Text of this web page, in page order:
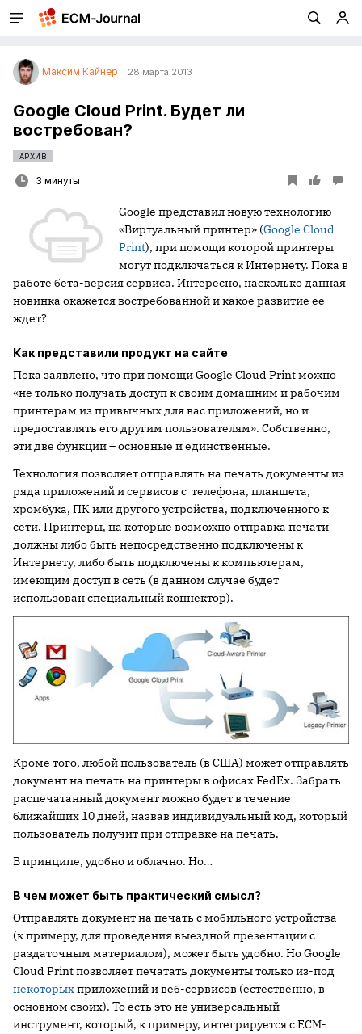
Максим Кайнер 28 марта 2013
Google Cloud Print. Будет ли
востребован?
АРХИВ
3 минуты
Google представил новую технологию
«Виртуальный принтер» (Google Cloud
Print), при помощи которой принтеры
могут подключаться к Интернету. Пока в
работе бета-версия сервиса. Интересно, насколько данная
новинка окажется востребованной и какое развитие ее
ждет?
Как представили продукт на сайте
Пока заявлено, что при помощи Google Cloud Print можно
«не только получать доступ к своим домашним и рабочим
принтерам из привычных для вас приложений, но и
предоставлять его другим пользователям». Собственно,
эти две функции – основные и единственные.
Технология позволяет отправлять на печать документы из
ряда приложений и сервисов с телефона, планшета,
хромбука, ПК или другого устройства, подключенного к
сети. Принтеры, на которые возможно отправка печати
должны либо быть непосредственно подключены к
Интернету, либо быть подключены к компьютерам,
имеющим доступ в сеть (в данном случае будет
использован специальный коннектор).
Кроме того, любой пользователь (в США) может отправлять
документ на печать на принтеры в офисах FedEx. Забрать
распечатанный документ можно будет в течение
ближайших 10 дней, назвав индивидуальный код, который
пользователь получит при отправке на печать.
В принципе, удобно и облачно. Но…
В чем может быть практический смысл?
Отправлять документ на печать с мобильного устройства
(к примеру, для проведения выездной презентации с
раздаточным материалом), может быть удобно. Но Google
Cloud Print позволяет печатать документы только из-под
некоторыхприложений и веб-сервисов (естественно, в
основном своих). То есть это не универсальный
инструмент, который, к примеру, интегрируется с ECM-